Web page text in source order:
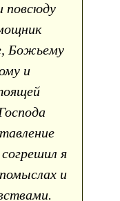
повсюду
Божьему
и
я
и